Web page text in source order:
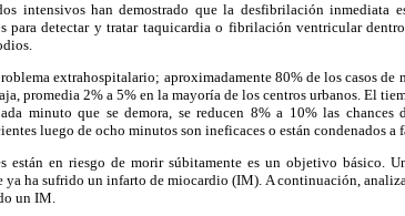
intensivos han demostrado que la desfibrilación inmediata
para detectar y tratar taquicardia o fibrilación ventricular
extrahospitalario; aproximadamente 80% de los casos de
promedia 2% a 5% en la mayoría de los centros urbanos. El
minuto que se demora, se reducen 8% a 10% las chances
luego de ocho minutos son ineficaces o están condenados a
están en riesgo de morir súbitamente es un objetivo básico.
ha sufrido un infarto de miocardio (IM). A continuación,
un IM.